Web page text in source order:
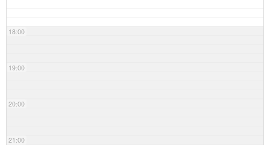
18:00
19:00
20:00
21:00